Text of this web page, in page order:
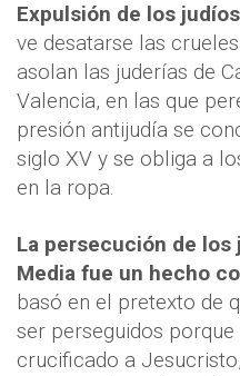
Expulsión de los
ve desatarse las
asolan las juderías de
Valencia, en las que
presión antijudía se
siglo XV y se obliga a
en la ropa.
La persecución de los
Media fue un hecho
basó en el pretexto de
ser perseguidos
crucificado a